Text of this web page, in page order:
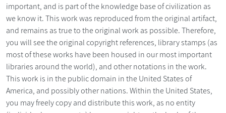
important, and is part of the knowledge base of civilization as
we know it. This work was reproduced from the original artifact,
and remains as true to the original work as possible. Therefore,
you will see the original copyright references, library stamps (as
most of these works have been housed in our most important
libraries around the world), and other notations in the work.
This work is in the public domain in the United States of
America, and possibly other nations. Within the United States,
you may freely copy and distribute this work, as no entity